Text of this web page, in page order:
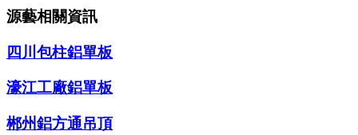
源藝相關資訊
四川包柱鋁單板
濠江工廠鋁單板
郴州鋁方通吊頂